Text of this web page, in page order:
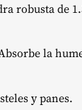
robusta de
la
y panes.